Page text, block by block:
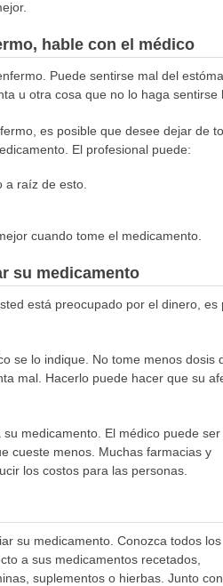
hable con el médico
Puede sentirse mal del
u otra cosa que no lo haga sentirse
es posible que desee dejar de
El profesional puede:
a raíz de esto.
cuando tome el medicamento.
su medicamento
está preocupado por el dinero, es
se lo indique. No tome menos dosis
mal. Hacerlo puede hacer que su
medicamento. El médico puede
cueste menos. Muchas farmacias y
los costos para las personas.
su medicamento. Conozca todos los
a sus medicamentos recetados,
suplementos o hierbas. Junto